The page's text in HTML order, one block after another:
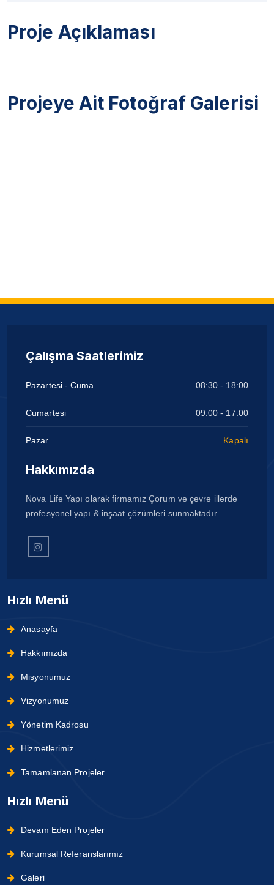
Proje Açıklaması
Projeye Ait Fotoğraf Galerisi
Çalışma Saatlerimiz
Pazartesi - Cuma 08:30 - 18:00
Cumartesi 09:00 - 17:00
Pazar Kapalı
Hakkımızda
Nova Life Yapı olarak firmamız Çorum ve çevre illerde
profesyonel yapı & inşaat çözümleri sunmaktadır.
Hızlı Menü
Anasayfa
Hakkımızda
Misyonumuz
Vizyonumuz
Yönetim Kadrosu
Hizmetlerimiz
Tamamlanan Projeler
Hızlı Menü
Devam Eden Projeler
Kurumsal Referanslarımız
Galeri